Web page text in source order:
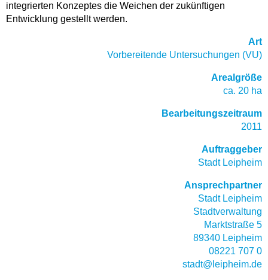
integrierten Konzeptes die Weichen der zukünftigen
Entwicklung gestellt werden.
Art
Vorbereitende Untersuchungen (VU)
Arealgröße
ca. 20 ha
Bearbeitungszeitraum
2011
Auftraggeber
Stadt Leipheim
Ansprechpartner
Stadt Leipheim
Stadtverwaltung
Marktstraße 5
89340 Leipheim
08221 707 0
stadt@leipheim.de